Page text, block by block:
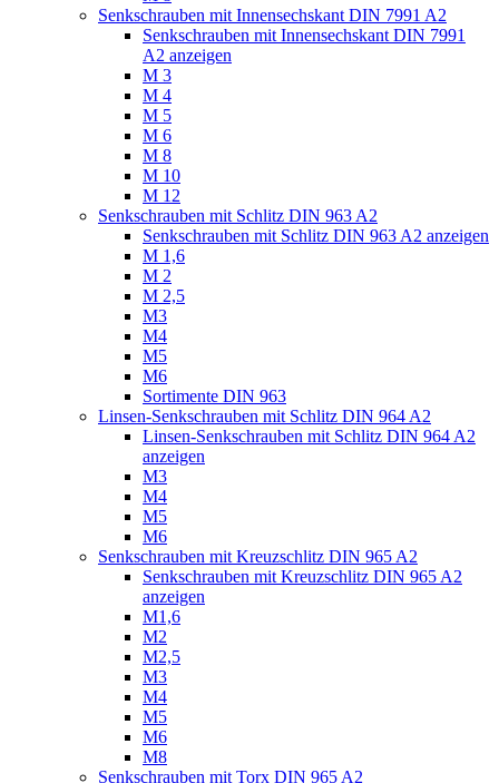
Senkschrauben mit Innensechskant DIN 7991 A2
Senkschrauben mit Innensechskant DIN 7991
A2 anzeigen
M 3
M 4
M 5
M 6
M 8
M 10
M 12
Senkschrauben mit Schlitz DIN 963 A2
Senkschrauben mit Schlitz DIN 963 A2 anzeigen
M 1,6
M 2
M 2,5
M3
M4
M5
M6
Sortimente DIN 963
Linsen-Senkschrauben mit Schlitz DIN 964 A2
Linsen-Senkschrauben mit Schlitz DIN 964 A2
anzeigen
M3
M4
M5
M6
Senkschrauben mit Kreuzschlitz DIN 965 A2
Senkschrauben mit Kreuzschlitz DIN 965 A2
anzeigen
M1,6
M2
M2,5
M3
M4
M5
M6
M8
Senkschrauben mit Torx DIN 965 A2